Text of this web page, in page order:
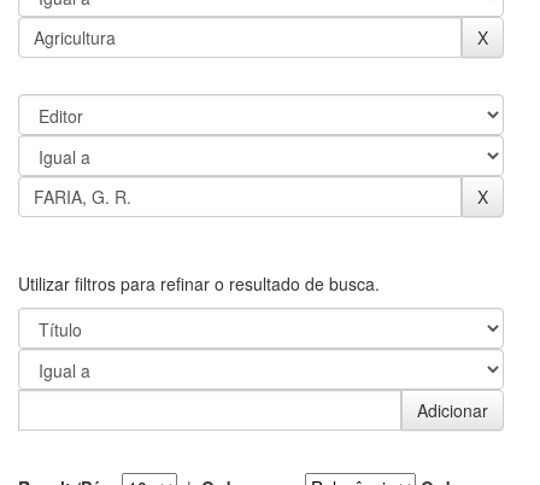
Utilizar filtros para refinar o resultado de busca.